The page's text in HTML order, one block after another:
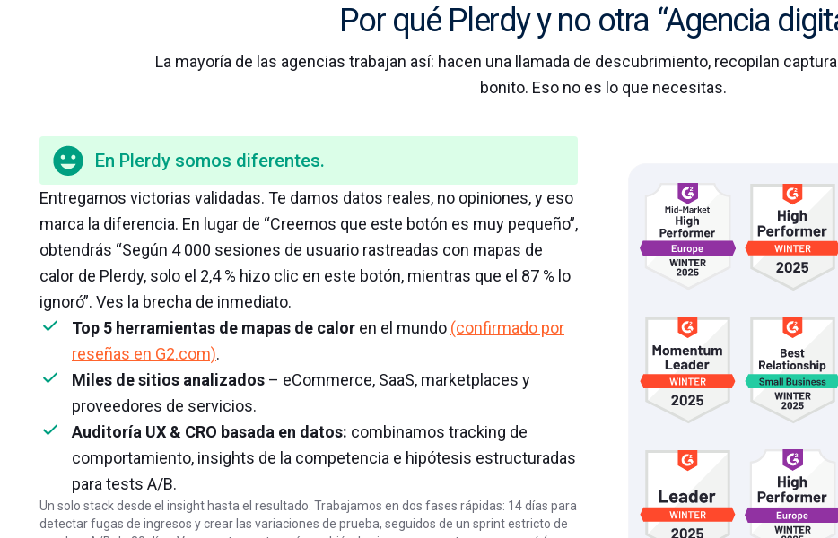
Por qué Plerdy y no otra “Agencia
La mayoría de las agencias trabajan así: hacen una llamada de descubrimiento, recopilan
bonito. Eso no es lo que necesitas.
En Plerdy somos diferentes.
Entregamos victorias validadas. Te damos datos reales, no opiniones, y eso
marca la diferencia. En lugar de “Creemos que este botón es muy pequeño”,
obtendrás “Según 4 000 sesiones de usuario rastreadas con mapas de
calor de Plerdy, solo el 2,4 % hizo clic en este botón, mientras que el 87 % lo
ignoró”. Ves la brecha de inmediato.
Top 5 herramientas de mapas de calor en el mundo (confirmado por
reseñas en G2.com).
Miles de sitios analizados – eCommerce, SaaS, marketplaces y
proveedores de servicios.
Auditoría UX & CRO basada en datos: combinamos tracking de
comportamiento, insights de la competencia e hipótesis estructuradas
para tests A/B.
Un solo stack desde el insight hasta el resultado. Trabajamos en dos fases rápidas: 14 días para
detectar fugas de ingresos y crear las variaciones de prueba, seguidos de un sprint estricto de